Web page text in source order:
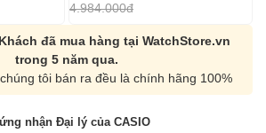
4.984.000đ
đã mua hàng tại WatchStore.vn
trong 5 năm qua.
tôi bán ra đều là chính hãng 100%
nhận Đại lý của CASIO